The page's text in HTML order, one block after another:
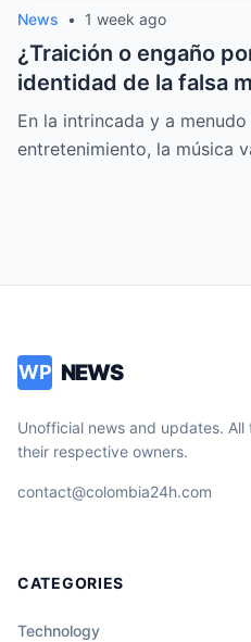
News • 1 week ago
¿Traición o engaño
identidad de la falsa
nombre de Moisés
En la intrincada y a
entretenimiento, la música
WP NEWS
Unofficial news and updates.
their respective owners.
contact@colombia24h.com
CATEGORIES
Technology